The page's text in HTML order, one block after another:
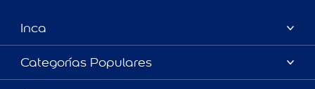
Inca
Acerca de Inca
Contactanos
Categorías Populares